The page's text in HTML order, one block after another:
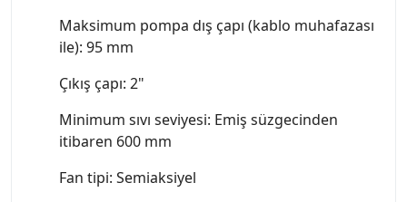
Maksimum pompa dış çapı (kablo muhafazası
ile): 95 mm
Çıkış çapı: 2"
Minimum sıvı seviyesi: Emiş süzgecinden
itibaren 600 mm
Fan tipi: Semiaksiyel